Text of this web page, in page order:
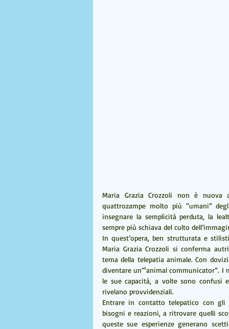
Maria Grazia Crozzoli non è nuova
quattrozampe molto più “umani”
insegnare la semplicità perduta, la
sempre più schiava del culto
In quest’opera, ben strutturata e
Maria Grazia Crozzoli si conferma
tema della telepatia animale. Con
diventare un’“animal communicator”.
le sue capacità, a volte sono
rivelano provvidenziali.
Entrare in contatto telepatico con
bisogni e reazioni, a ritrovare quelli
queste sue esperienze generano